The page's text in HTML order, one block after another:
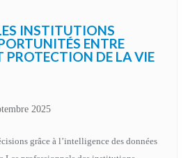
INSTITUTIONS
ENTRE
PROTECTION DE LA VIE
2025
grâce à l’intelligence des données